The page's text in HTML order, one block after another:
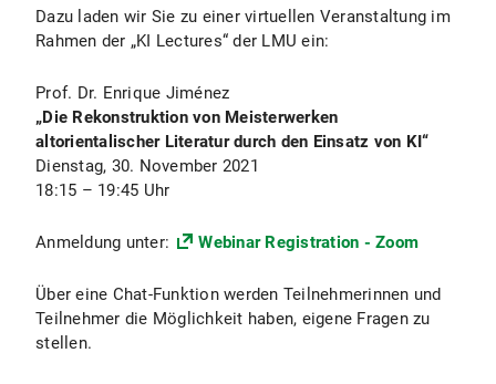
Dazu laden wir Sie zu einer virtuellen Veranstaltung im
Rahmen der „KI Lectures“ der LMU ein:
Prof. Dr. Enrique Jiménez
„Die Rekonstruktion von Meisterwerken
altorientalischer Literatur durch den Einsatz von KI“
Dienstag, 30. November 2021
18:15 – 19:45 Uhr
Anmeldung unter: Webinar Registration - Zoom
Über eine Chat-Funktion werden Teilnehmerinnen und
Teilnehmer die Möglichkeit haben, eigene Fragen zu
stellen.